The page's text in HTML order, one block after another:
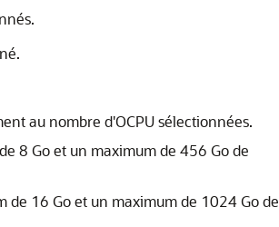
au nombre d'OCPU sélectionnées.
8 Go et un maximum de 456 Go de
de 16 Go et un maximum de 1024 Go de